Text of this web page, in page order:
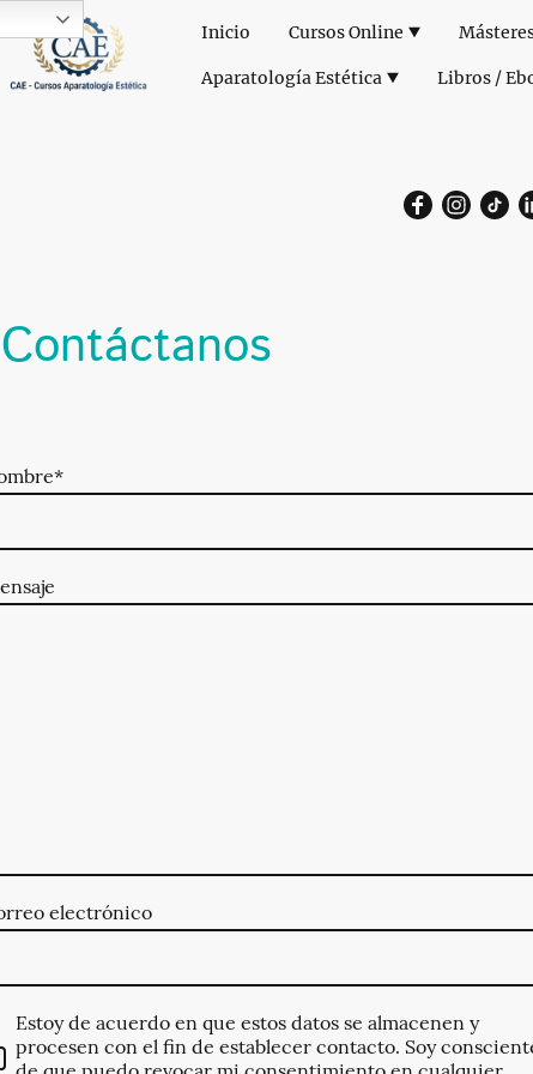
Inicio Cursos Online
Aparatología Estética Libros /
Contáctanos
*
electrónico
Estoy de acuerdo en que estos datos se almacenen y
procesen con el fin de establecer contacto. Soy